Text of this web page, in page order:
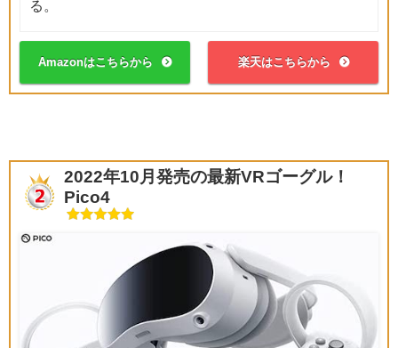
る。
Amazonはこちらから 楽天はこちらから
2022年10月発売の最新VRゴーグル！
Pico4